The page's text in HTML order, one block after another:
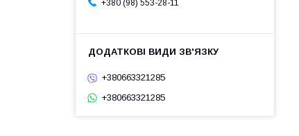
+380 (98) 553-28-11
+380663321285
+380663321285